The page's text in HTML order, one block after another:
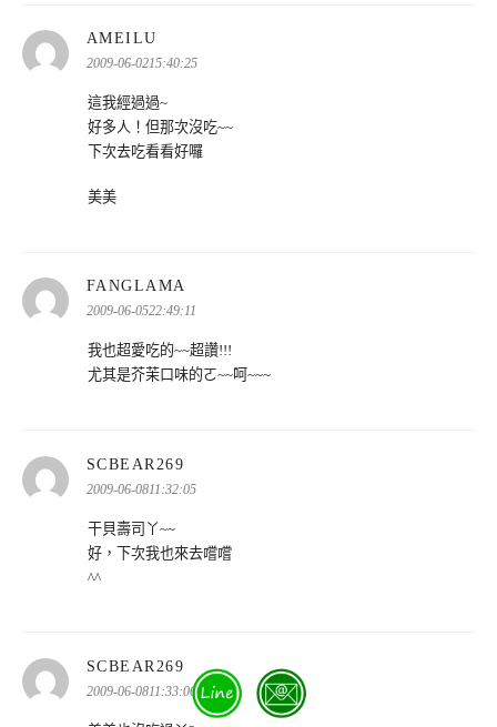
AMEILU
示:
2009-06-0215:40:25
這我經過過~
好多人！但那次沒吃~~
下次去吃看看好囉
美美
FANGLAMA
示:
2009-06-0522:49:11
我也超愛吃的~~超讚!!!
尤其是芥茉口味的ㄛ~~呵~~~
SCBEAR269
示:
2009-06-0811:32:05
干貝壽司丫~~
好，下次我也來去嚐嚐
^^
SCBEAR269
示:
2009-06-0811:33:06